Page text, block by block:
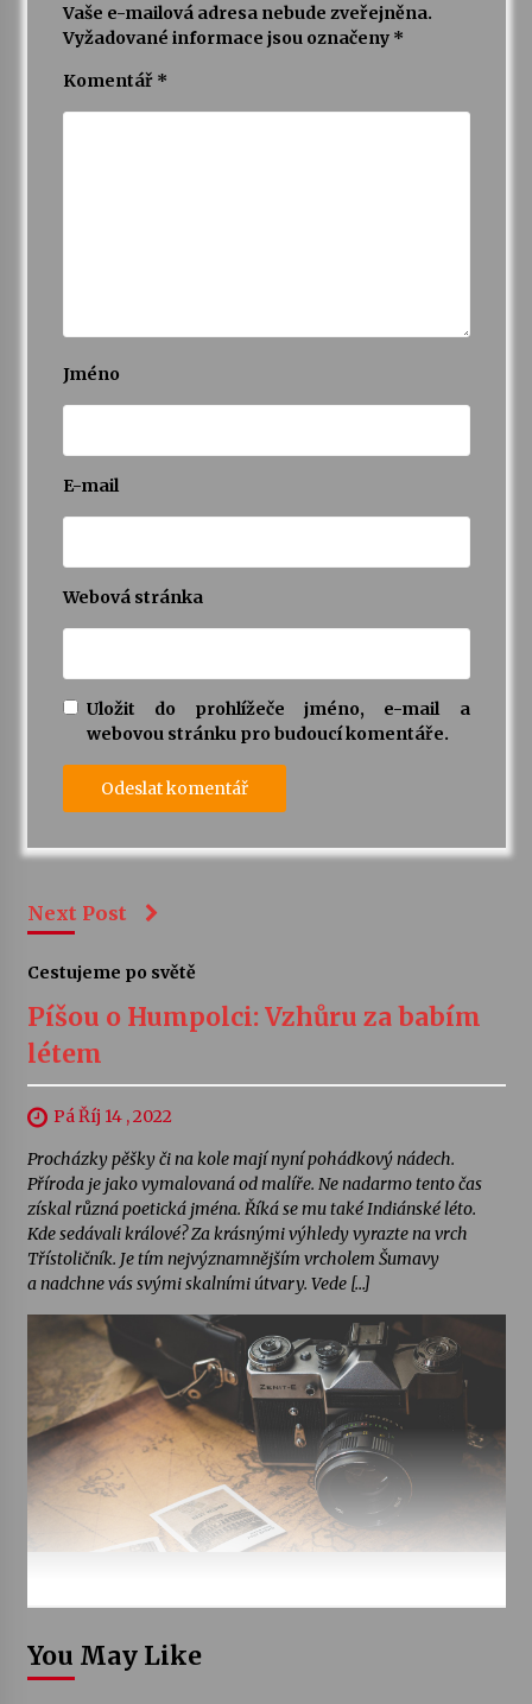
Vaše e-mailová adresa nebude zveřejněna.
Vyžadované informace jsou označeny *
Komentář *
Jméno
E-mail
Webová stránka
Uložit do prohlížeče jméno, e-mail a
webovou stránku pro budoucí komentáře.
Next Post
Cestujeme po světě
Píšou o Humpolci: Vzhůru za babím
létem
Pá Říj 14 , 2022
Procházky pěšky či na kole mají nyní pohádkový nádech.
Příroda je jako vymalovaná od malíře. Ne nadarmo tento čas
získal různá poetická jména. Říká se mu také Indiánské léto.
Kde sedávali králové? Za krásnými výhledy vyrazte na vrch
Třístoličník. Je tím nejvýznamnějším vrcholem Šumavy
a nadchne vás svými skalními útvary. Vede […]
You May Like